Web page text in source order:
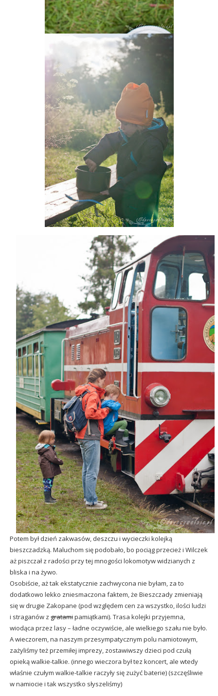
Potem był dzień zakwasów, deszczu i wycieczki kolejką
bieszczadzką. Maluchom się podobało, bo pociąg przecież i Wilczek
aż piszczał z radości przy tej mnogości lokomotyw widzianych z
bliska i na żywo.
Osobiście, aż tak ekstatycznie zachwycona nie byłam, za to
dodatkowo lekko zniesmaczona faktem, że Bieszczady zmieniają
się w drugie Zakopane (pod względem cen za wszystko, ilości ludzi
i straganów z gratamipamiątkami). Trasa kolejki przyjemna,
wiodąca przez lasy – ładne oczywiście, ale wielkiego szału nie było.
A wieczorem, na naszym przesympatycznym polu namiotowym,
zażyliśmy też przemiłej imprezy, zostawiwszy dzieci pod czułą
opieką walkie-talkie. (innego wieczora był tez koncert, ale wtedy
właśnie czułym walkie-talkie raczyły się zużyć baterie) (szczęśliwie
w namiocie i tak wszystko słyszeliśmy)